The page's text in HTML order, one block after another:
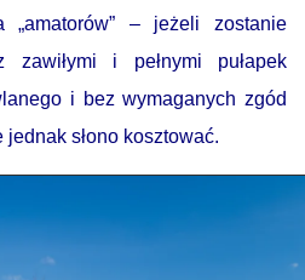
– jeżeli zostanie
zawiłymi i pełnymi pułapek
i bez wymaganych zgód
słono kosztować.